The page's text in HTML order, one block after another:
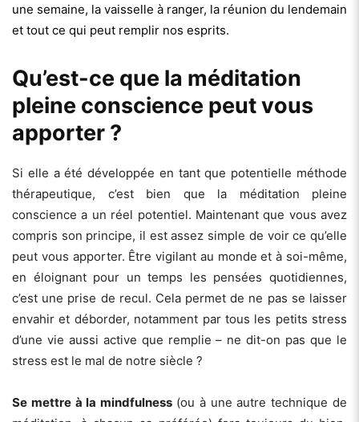
une semaine, la vaisselle à ranger, la réunion du lendemain
et tout ce qui peut remplir nos esprits.
Qu’est-ce que la méditation
pleine conscience peut vous
apporter ?
Si elle a été développée en tant que potentielle méthode
thérapeutique, c’est bien que la méditation pleine
conscience a un réel potentiel. Maintenant que vous avez
compris son principe, il est assez simple de voir ce qu’elle
peut vous apporter. Être vigilant au monde et à soi-même,
en éloignant pour un temps les pensées quotidiennes,
c’est une prise de recul. Cela permet de ne pas se laisser
envahir et déborder, notamment par tous les petits stress
d’une vie aussi active que remplie – ne dit-on pas que le
stress est le mal de notre siècle ?
Se mettre à la mindfulness (ou à une autre technique de